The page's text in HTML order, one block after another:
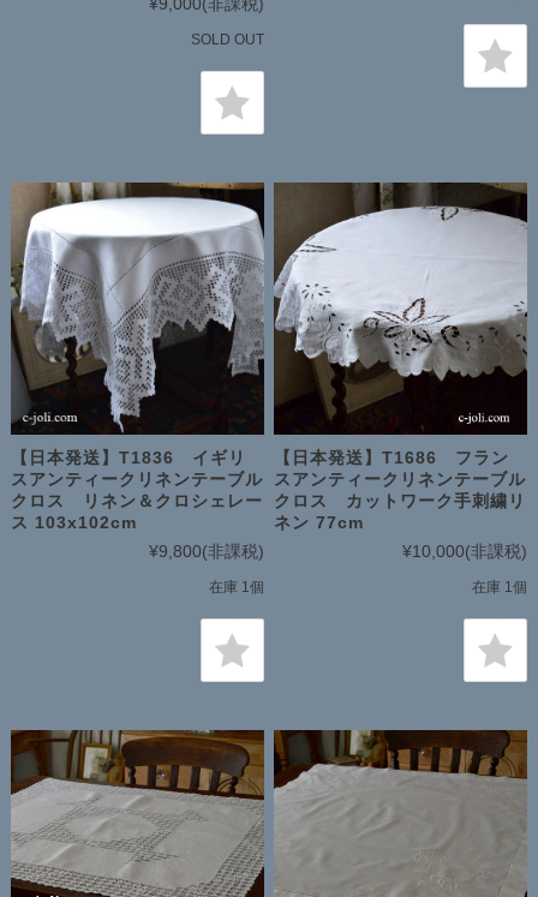
SOLD OUT
【日本発送】T1836 イギリ
スアンティークリネンテーブル
クロス リネン＆クロシェレー
ス 103x102cm
¥9,800(非課税)
在庫 1個
【日本発送】T1686 フラン
スアンティークリネンテーブル
クロス カットワーク手刺繍リ
ネン 77cm
¥10,000(非課税)
在庫 1個